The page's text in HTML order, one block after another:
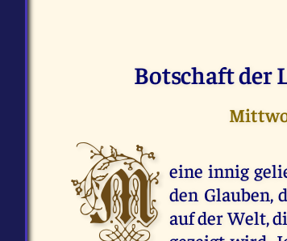
Botschaft der
M eine innig
den Glauben,
auf der Welt,